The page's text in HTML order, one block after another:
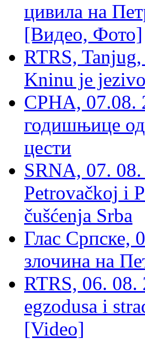
цивила на
[Видео, Фото]
RTRS,
Kninu je
СРНА, 07.08.
годишњице од
цести
SRNA, 07.
Petrovačkoj i
čušćenja Srba
Глас Српске,
злочина на
RTRS, 06.
egzodusa i
[Video]